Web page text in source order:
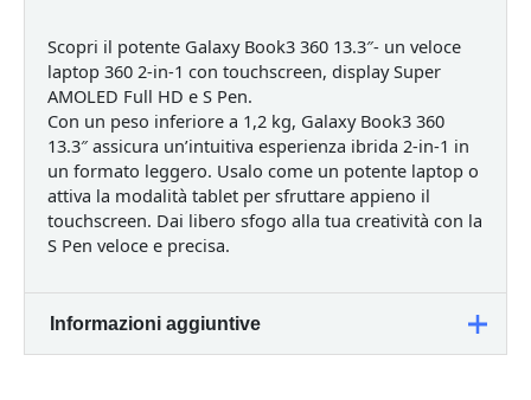
Scopri il potente Galaxy Book3 360 13.3″- un veloce
laptop 360 2-in-1 con touchscreen, display Super
AMOLED Full HD e S Pen.
Con un peso inferiore a 1,2 kg, Galaxy Book3 360
13.3″ assicura un’intuitiva esperienza ibrida 2-in-1 in
un formato leggero. Usalo come un potente laptop o
attiva la modalità tablet per sfruttare appieno il
touchscreen. Dai libero sfogo alla tua creatività con la
S Pen veloce e precisa.
Informazioni aggiuntive